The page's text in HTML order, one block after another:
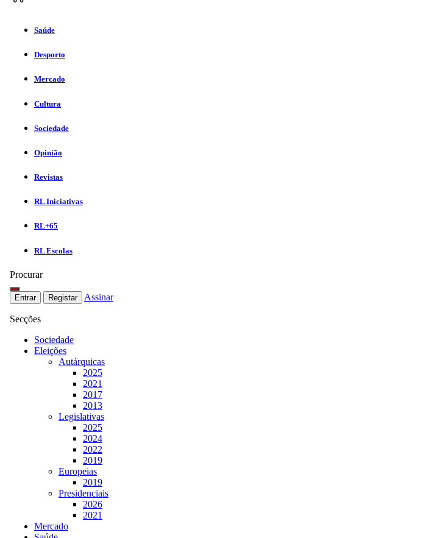
Saúde
Desporto
Mercado
Cultura
Sociedade
Opinião
Revistas
RL Iniciativas
RL+65
RL Escolas
Procurar
Entrar Registar Assinar
Secções
Sociedade
Eleições
Autárquicas
2025
2021
2017
2013
Legislativas
2025
2024
2022
2019
Europeias
2019
Presidenciais
2026
2021
Mercado